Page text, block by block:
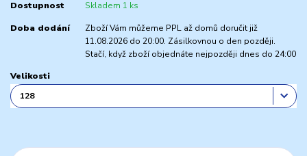
Dostupnost Skladem 1 ks
Doba dodání
Zboží Vám můžeme PPL až domů doručit již
11.08.2026 do 20:00. Zásilkovnou o den později.
Stačí, když zboží objednáte nejpozději dnes do 24:00
Velikosti